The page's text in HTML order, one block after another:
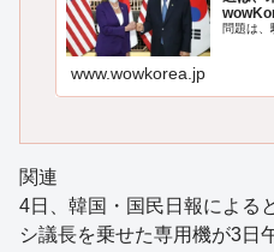
問題は
www.wowkorea.jp
関連
4日、韓国・国民日報による
シ議長を乗せた専用機が3日